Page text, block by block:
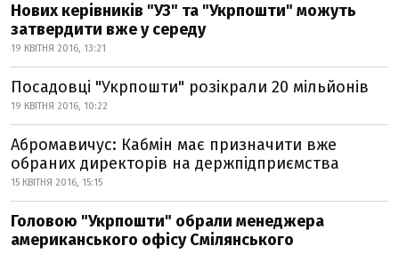
Нових керівників "УЗ" та "Укрпошти" можуть
затвердити вже у середу
19 КВІТНЯ 2016, 13:21
Посадовці "Укрпошти" розікрали 20 мільйонів
19 КВІТНЯ 2016, 10:22
Абромавичус: Кабмін має призначити вже
обраних директорів на держпідприємства
15 КВІТНЯ 2016, 15:15
Головою "Укрпошти" обрали менеджера
американського офісу Смілянського